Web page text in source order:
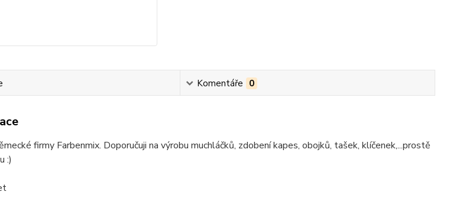
Komentáře 0
firmy Farbenmix. Doporučuji na výrobu muchláčků, zdobení kapes, obojků, tašek, klíčenek,...prostě
:)